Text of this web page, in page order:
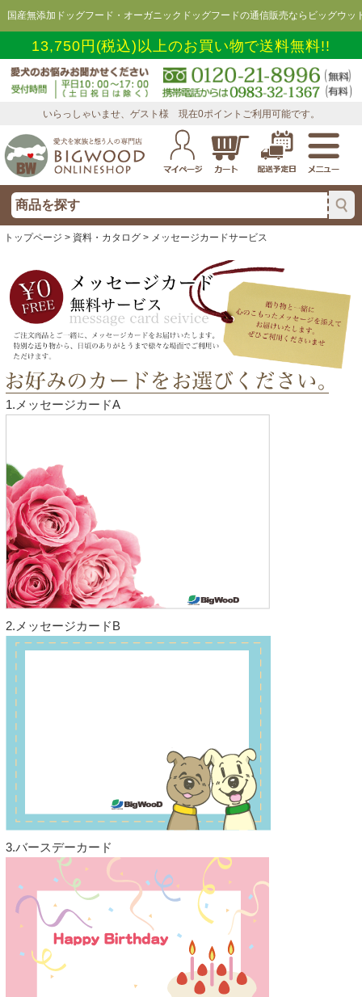
国産無添加ドッグフード・オーガニックドッグフードの通信販売ならビッグウッ
13,750円(税込)以上のお買い物で送料無料!!
いらっしゃいませ、ゲスト様 現在0ポイントご利用可能です。
トップページ > 資料・カタログ > メッセージカードサービス
1.メッセージカードA
2.メッセージカードB
3.バースデーカード